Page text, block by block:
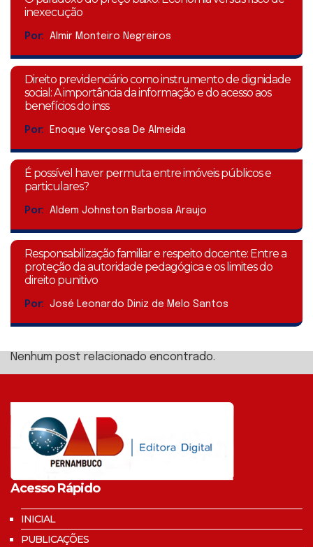
inexecução
Por: Almir Monteiro Negreiros
Direito previdenciário como instrumento de dignidade
social: A importância da informação e do acesso aos
benefícios do inss
Por: Enoque Verçosa De Almeida
É possível haver permuta entre imóveis públicos e
particulares?
Por: Aldem Johnston Barbosa Araujo
Responsabilização familiar e respeito docente: Entre a
proteção da autoridade pedagógica e os limites do
direito punitivo
Por: José Leonardo Diniz de Melo Santos
Nenhum post relacionado encontrado.
Acesso Rápido
INICIAL
PUBLICAÇÕES